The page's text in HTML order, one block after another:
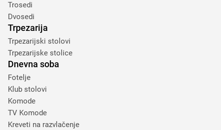
Trosedi
Dvosedi
Trpezarija
Trpezarijski stolovi
Trpezarijske stolice
Dnevna soba
Fotelje
Klub stolovi
Komode
TV Komode
Kreveti na razvlačenje